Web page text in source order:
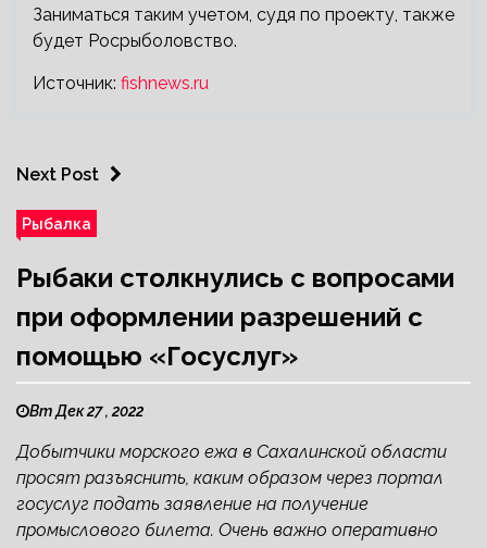
Заниматься таким учетом, судя по проекту, также
будет Росрыболовство.
Источник: fishnews.ru
Next Post
Рыбалка
Рыбаки столкнулись с вопросами
при оформлении разрешений с
помощью «Госуслуг»
Вт Дек 27 , 2022
Добытчики морского ежа в Сахалинской области
просят разъяснить, каким образом через портал
госуслуг подать заявление на получение
промыслового билета. Очень важно оперативно